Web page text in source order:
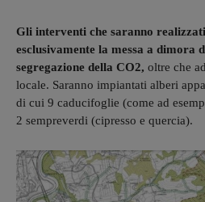
Gli interventi che saranno
esclusivamente la messa a dimora
segregazione della CO2, oltre che
locale. Saranno impiantati alberi
di cui 9 caducifoglie (come ad
2 sempreverdi (cipresso e quercia).